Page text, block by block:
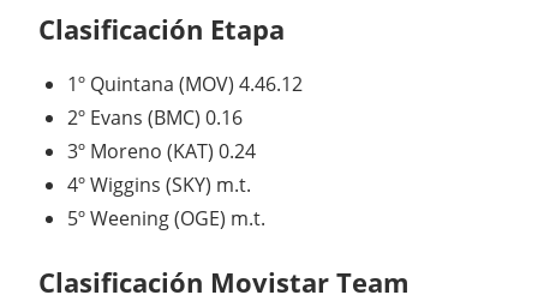
Clasificación Etapa
1º Quintana (MOV) 4.46.12
2º Evans (BMC) 0.16
3º Moreno (KAT) 0.24
4ºWiggins (SKY) m.t.
5ºWeening(OGE) m.t.
Clasificación Movistar Team